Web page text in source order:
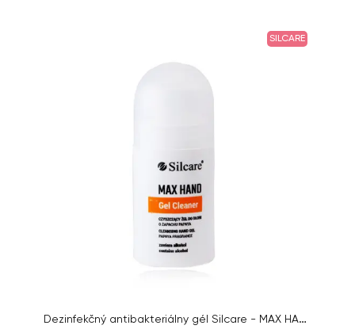
SILCARE
Dezinfekčný antibakteriálny gél Silcare - MAX HAND, 60ml